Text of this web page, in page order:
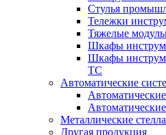
Стулья
Тележки
Тяжелые
Шкафы
Шкафы
TC
Автоматические
Металлические
Другая продукция